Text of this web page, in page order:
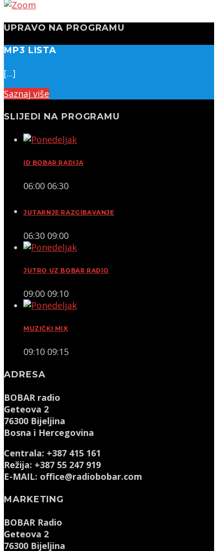
UPRAVO NA PROGRAMU
MP3 LISTA
[...]
Saznaj više
SLIJEDI NA PROGRAMU
ID BOBAR RADIJA
06:00 06:30
JUTARNJE RAZGIBAVANJE
06:30 09:00
JUTRO UZ BOBAR RADIO
09:00 09:10
MUZIČKI MIX
09:10 09:15
ADRESA
BOBAR radio
Geteova 2
76300 Bijeljina
Bosna i Hercegovina
Centrala: +387 415 161
Režija: +387 55 247 919
E-MAIL: office@radiobobar.com
MARKETING
BOBAR Radio
Geteova 2
76300 Bijeljina